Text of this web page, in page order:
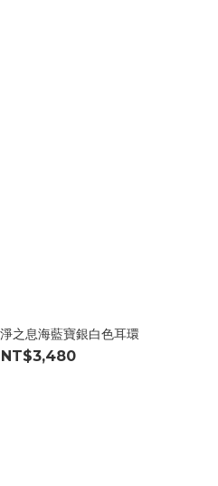
之息海藍寶銀白色耳環
NT$3,480